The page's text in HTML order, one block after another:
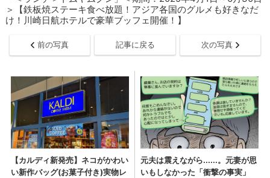
＞【鉄板焼ステーキ食べ放題！アジア各国のグルメも好きなだ
け！川崎日航ホテルで豪華ブッフェ開催！】
前の写真 記事に戻る 次の写真